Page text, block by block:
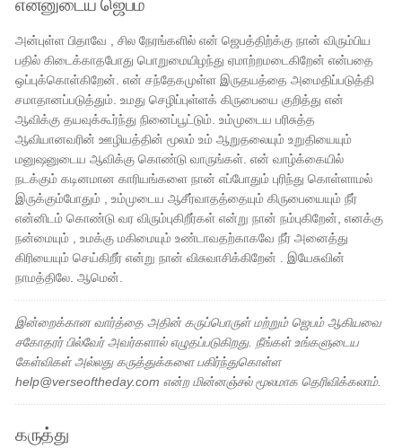
அன்புள்ள பிதாவே , சில நேரங்களில் என் ஜெபத்திற்க்கு நான் விரும்பிய
பதில் கிடைக்காதபோது பொறுமையிழந்து ஏமாற்றமடைகிறேன் என்பதை
ஒப்புக்கொள்கிறேன். என் சந்தேகமுள்ள இருதயத்தை அமைதிப்படுத்தி
சமாதானப்படுத்தும். உமது செழிப்புள்ளக் கிருபையை குறித்து என்
ஆவிக்கு தயவுக்கூர்ந்து நினைப்பூட்டும். உம்முடைய பரிசுத்த
ஆவியானவரின் ஊழியத்தின் மூலம் உம் ஆறுதலையும் உறுதியையும்
மனுஷனுடைய ஆவிக்கு கொண்டு வாருங்கள். என் வாழ்க்கையில்
நடக்கும் கடினமான காரியங்களை நான் எப்போதும் புரிந்து கொள்ளாமல்
இருக்கும்போதும் , உம்முடைய ஆசீர்வாதத்தையும் கிருபையையும் நீர்
என்னிடம் கொண்டு வர விரும்புகிறீர்கள் என்று நான் நம்புகிறேன், எனக்கு
நன்மையும் , உமக்கு மகிமையும் உண்டாவதற்காகவே நீர் அனைத்து
கிரியையும் செய்கிறீர் என்று நான் விசுவாசிக்கிறேன் . இயேசுவின்
நாமத்திலே. ஆமென்.
இன்றைக்கான வார்த்தை அதின் கருப்பொருள் மற்றும் ஜெபம் ஆகியவை
சகோதரர் பில்வேர் அவர்களால் எழுதப்படுகிறது. நீங்கள் உங்களுடைய
கேள்விகள் அல்லது கருத்துக்களை பகிர்ந்துகொள்ள
help@verseoftheday.com என்ற மின்னஞ்சல் மூலமாக தெரிவிக்கலாம்.
கருத்து